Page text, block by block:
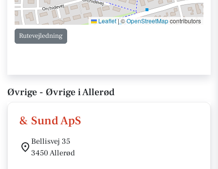
Leaflet |©OpenStreetMapcontributors
Rutevejledning
Øvrige - Øvrige i Allerød
& Sund ApS
Bellisvej 35
3450 Allerød